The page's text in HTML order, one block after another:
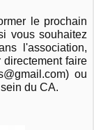
le prochain
vous souhaitez
l'association,
faire
ou
du CA.